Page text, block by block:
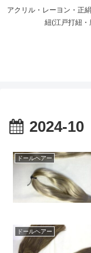
アクリル・レーヨン・正
紐(江戸打紐・
2024-10
ドールヘアー
ドールヘアー